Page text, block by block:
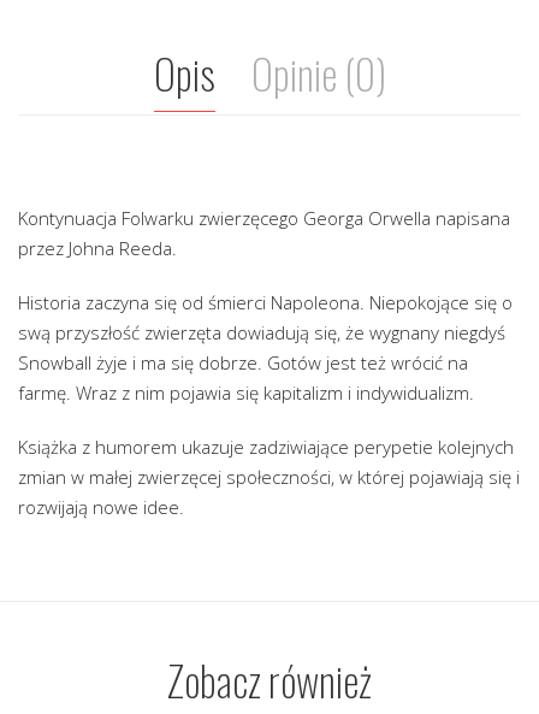
Opis Opinie (0)
Kontynuacja Folwarku zwierzęcego Georga Orwella napisana
przez Johna Reeda.
Historia zaczyna się od śmierci Napoleona. Niepokojące się o
swą przyszłość zwierzęta dowiadują się, że wygnany niegdyś
Snowball żyje i ma się dobrze. Gotów jest też wrócić na
farmę. Wraz z nim pojawia się kapitalizm i indywidualizm.
Książka z humorem ukazuje zadziwiające perypetie kolejnych
zmian w małej zwierzęcej społeczności, w której pojawiają się i
rozwijają nowe idee.
Zobacz również